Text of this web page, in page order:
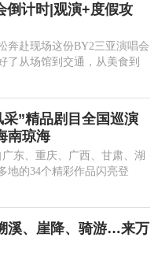
倒计时|观演+度假攻
奔赴现场这份BY2三亚演唱会
了从场馆到交通，从美食到
”精品剧目全国巡演
南琼海
东、重庆、广西、甘肃、湖
地的34个精彩作品闪亮登
溪、崖降、骑游…来万